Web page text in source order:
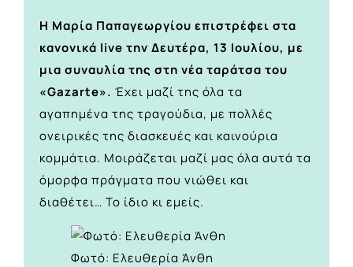
Η Μαρία Παπαγεωργίου επιστρέφει στα
κανονικά live την Δευτέρα, 13 Ιουλίου, με
μια συναυλία της στη νέα ταράτσα του
«Gazarte». Έχει μαζί της όλα τα
αγαπημένα της τραγούδια, με πολλές
ονειρικές της διασκευές και καινούρια
κομμάτια. Μοιράζεται μαζί μας όλα αυτά τα
όμορφα πράγματα που νιώθει και
διαθέτει… Το ίδιο κι εμείς.
Φωτό: Ελευθερία Άνθη